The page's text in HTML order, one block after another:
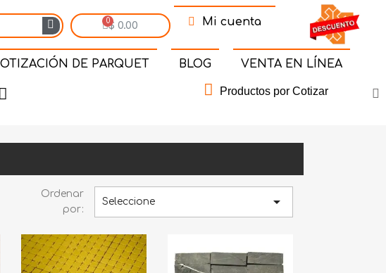
$ 0.00 Mi cuenta
DE PARQUET BLOG VENTA EN LÍNEA
Productos por Cotizar
Ordenar
por:
Seleccione 